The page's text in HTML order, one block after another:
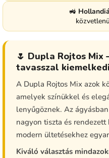
🚜
🌷 Dupla Rojtos
tavasszal
A Dupla Rojtos Mix azok
amelyek színükkel és
lenyűgöznek. Az
nagyon tiszta és
modern ültetésekhez
Kiváló választás